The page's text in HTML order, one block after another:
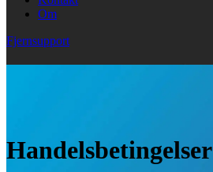
Om
Fjernsupport
Handelsbetingelser